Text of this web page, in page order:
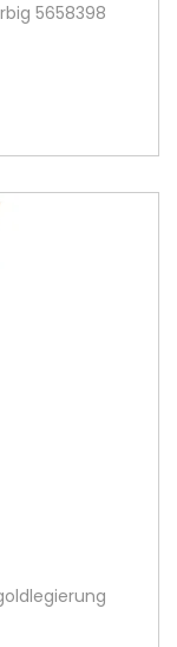
5658398